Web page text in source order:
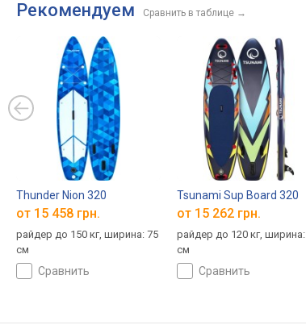
Рекомендуем Сравнить в таблице →
Thunder Nion 320
от 15 458 грн.
райдер до 150 кг, ширина: 75
см
сравнить
Tsunami Sup Board 320
от 15 262 грн.
райдер до 120 кг, ширина:
см
сравнить